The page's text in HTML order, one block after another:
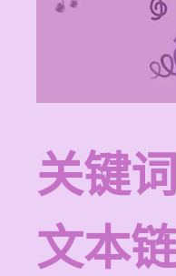
关键词
文本链